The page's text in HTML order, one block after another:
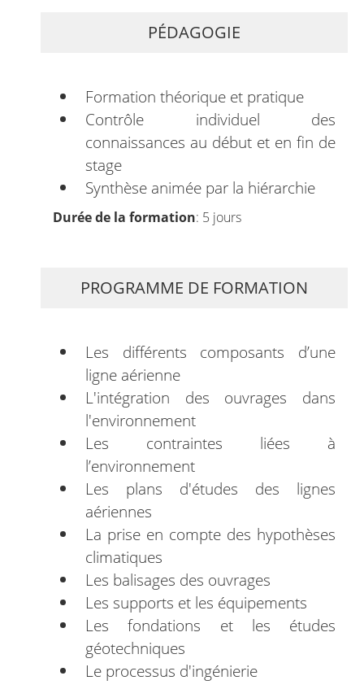
PÉDAGOGIE
Formation théorique et pratique
Contrôle individuel des
connaissances au début et en fin de
stage
Synthèse animée par la hiérarchie
Durée de la formation: 5 jours
PROGRAMME DE FORMATION
Les différents composants d’une
ligne aérienne
L'intégration des ouvrages dans
l'environnement
Les contraintes liées à
l’environnement
Les plans d'études des lignes
aériennes
La prise en compte des hypothèses
climatiques
Les balisages des ouvrages
Les supports et les équipements
Les fondations et les études
géotechniques
Le processus d'ingénierie